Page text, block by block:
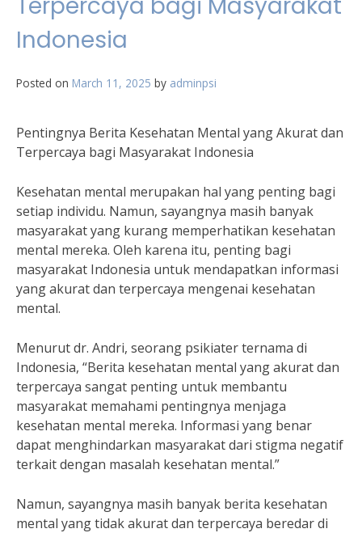
Indonesia
Posted on March 11, 2025 by adminpsi
Pentingnya Berita Kesehatan Mental yang Akurat dan
Terpercaya bagi Masyarakat Indonesia
Kesehatan mental merupakan hal yang penting bagi
setiap individu. Namun, sayangnya masih banyak
masyarakat yang kurang memperhatikan kesehatan
mental mereka. Oleh karena itu, penting bagi
masyarakat Indonesia untuk mendapatkan informasi
yang akurat dan terpercaya mengenai kesehatan
mental.
Menurut dr. Andri, seorang psikiater ternama di
Indonesia, “Berita kesehatan mental yang akurat dan
terpercaya sangat penting untuk membantu
masyarakat memahami pentingnya menjaga
kesehatan mental mereka. Informasi yang benar
dapat menghindarkan masyarakat dari stigma negatif
terkait dengan masalah kesehatan mental.”
Namun, sayangnya masih banyak berita kesehatan
mental yang tidak akurat dan terpercaya beredar di